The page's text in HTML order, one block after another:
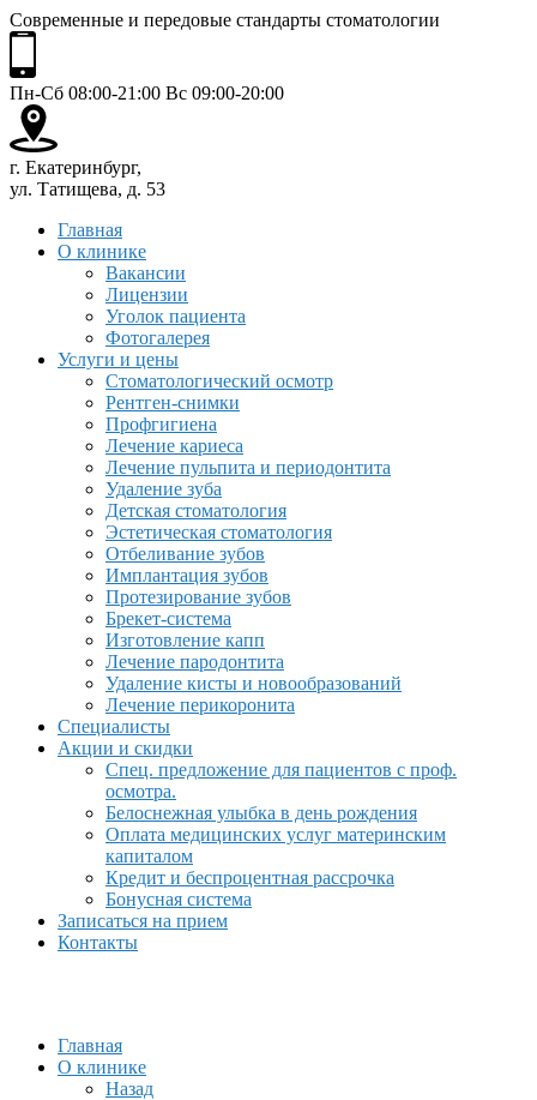
Современные и передовые стандарты стоматологии
Пн-Сб 08:00-21:00 Вс 09:00-20:00
г. Екатеринбург,
ул. Татищева, д. 53
Главная
О клинике
Вакансии
Лицензии
Уголок пациента
Фотогалерея
Услуги и цены
Стоматологический осмотр
Рентген-снимки
Профгигиена
Лечение кариеса
Лечение пульпита и периодонтита
Удаление зуба
Детская стоматология
Эстетическая стоматология
Отбеливание зубов
Имплантация зубов
Протезирование зубов
Брекет-система
Изготовление капп
Лечение пародонтита
Удаление кисты и новообразований
Лечение перикоронита
Специалисты
Акции и скидки
Спец. предложение для пациентов с проф.
осмотра.
Белоснежная улыбка в день рождения
Оплата медицинских услуг материнским
капиталом
Кредит и беспроцентная рассрочка
Бонусная система
Записаться на прием
Контакты
Главная
О клинике
Назад